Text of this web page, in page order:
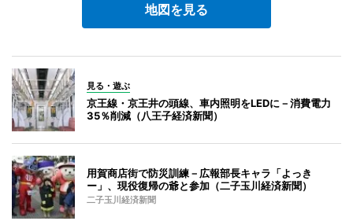
地図を見る
見る・遊ぶ
京王線・京王井の頭線、車内照明をLEDに－消費電力
35％削減（八王子経済新聞）
用賀商店街で防災訓練－広報部長キャラ「よっき
ー」、現役復帰の爺と参加（二子玉川経済新聞）
二子玉川経済新聞